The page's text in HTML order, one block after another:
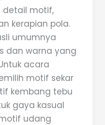
detail motif,
kerapian pola.
umumnya
dan warna yang
acara
motif sekar
kembang tebu
gaya kasual
udang